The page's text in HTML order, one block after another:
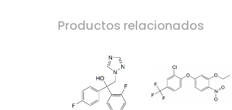
Productos relacionados